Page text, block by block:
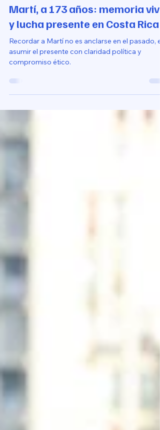
Mónica Salas Chaverri
Jan 29
2 min read
[FOTOREPORTAJE]
Martí, a 173 años: memoria viva
y lucha presente en Costa Rica
Recordar a Martí no es anclarse en el pasado, es